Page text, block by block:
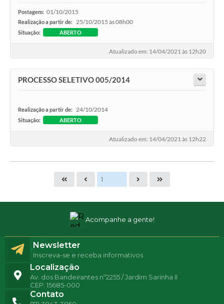
Postagem: 01/10/2015
Realização a partir de: 25/10/2015 às 08h00
Situação: ABERTO
Atualizado em: 14/04/2021 às 12h20
PROCESSO SELETIVO 005/2014
Realização a partir de: 24/10/2014
Situação: ABERTO
Atualizado em: 14/04/2021 às 12h22
Acompanhe a gente!
Localização
Av. dos Bandeirantes nº2255 / Jardim Sarinha II
CEP: 15685-000
Contato
Newsletter
Inscreva-se e receba informativos